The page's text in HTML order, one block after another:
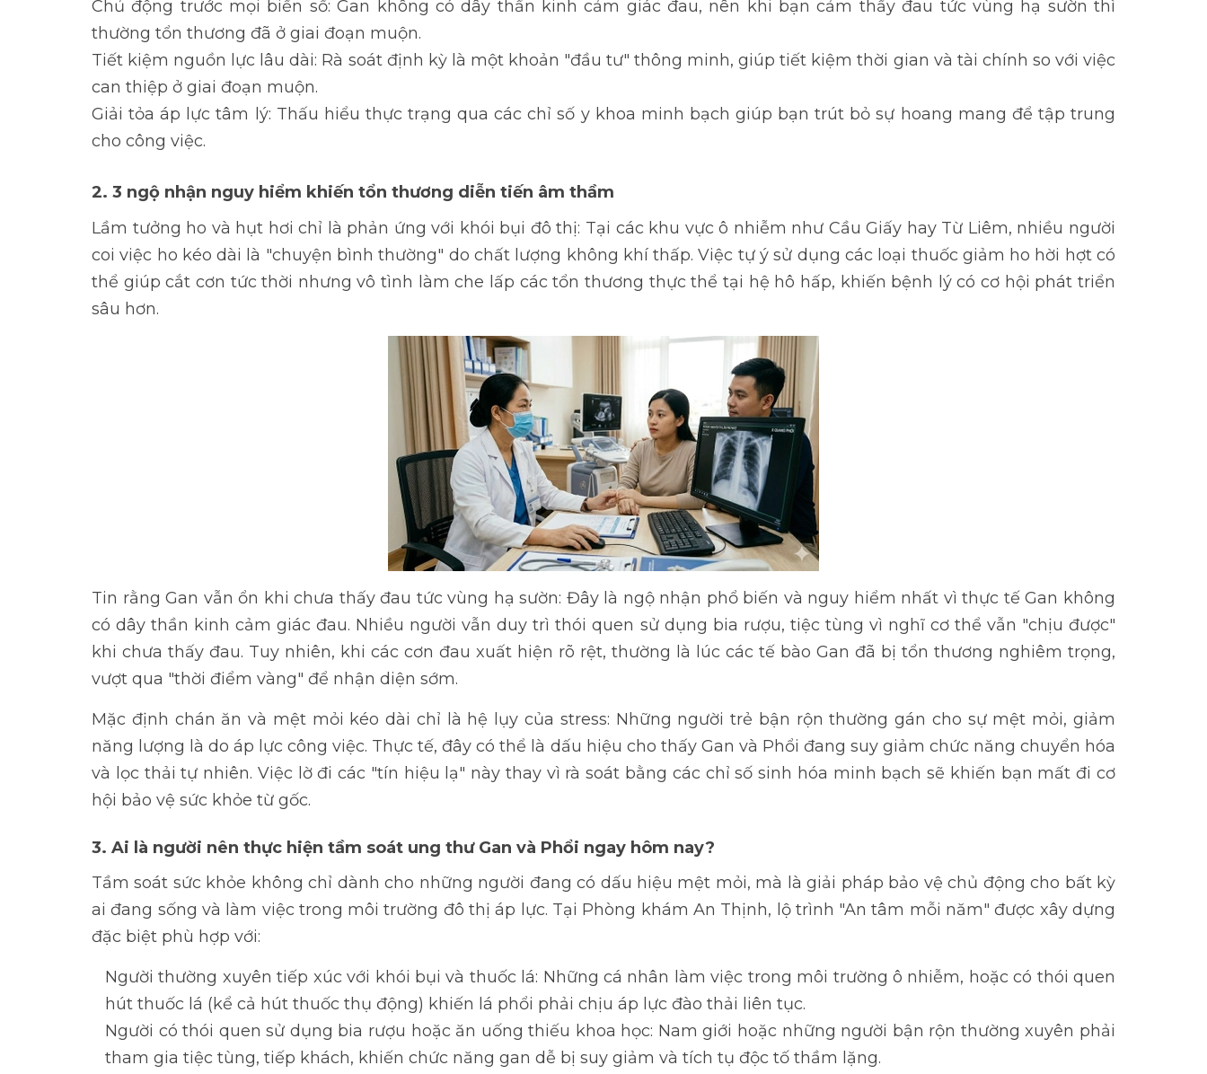
Chủ động trước mọi biến số: Gan không có dây thần kinh cảm giác đau, nên khi bạn cảm thấy đau tức vùng hạ sườn thì
thường tổn thương đã ở giai đoạn muộn.
Tiết kiệm nguồn lực lâu dài: Rà soát định kỳ là một khoản "đầu tư" thông minh, giúp tiết kiệm thời gian và tài chính so với việc
can thiệp ở giai đoạn muộn.
Giải tỏa áp lực tâm lý: Thấu hiểu thực trạng qua các chỉ số y khoa minh bạch giúp bạn trút bỏ sự hoang mang để tập trung
cho công việc.
2. 3 ngộ nhận nguy hiểm khiến tổn thương diễn tiến âm thầm
Lầm tưởng ho và hụt hơi chỉ là phản ứng với khói bụi đô thị: Tại các khu vực ô nhiễm như Cầu Giấy hay Từ Liêm, nhiều người
coi việc ho kéo dài là "chuyện bình thường" do chất lượng không khí thấp. Việc tự ý sử dụng các loại thuốc giảm ho hời hợt có
thể giúp cắt cơn tức thời nhưng vô tình làm che lấp các tổn thương thực thể tại hệ hô hấp, khiến bệnh lý có cơ hội phát triển
sâu hơn.
Tin rằng Gan vẫn ổn khi chưa thấy đau tức vùng hạ sườn: Đây là ngộ nhận phổ biến và nguy hiểm nhất vì thực tế Gan không
có dây thần kinh cảm giác đau. Nhiều người vẫn duy trì thói quen sử dụng bia rượu, tiệc tùng vì nghĩ cơ thể vẫn "chịu được"
khi chưa thấy đau. Tuy nhiên, khi các cơn đau xuất hiện rõ rệt, thường là lúc các tế bào Gan đã bị tổn thương nghiêm trọng,
vượt qua "thời điểm vàng" để nhận diện sớm.
Mặc định chán ăn và mệt mỏi kéo dài chỉ là hệ lụy của stress: Những người trẻ bận rộn thường gán cho sự mệt mỏi, giảm
năng lượng là do áp lực công việc. Thực tế, đây có thể là dấu hiệu cho thấy Gan và Phổi đang suy giảm chức năng chuyển hóa
và lọc thải tự nhiên. Việc lờ đi các "tín hiệu lạ" này thay vì rà soát bằng các chỉ số sinh hóa minh bạch sẽ khiến bạn mất đi cơ
hội bảo vệ sức khỏe từ gốc.
3. Ai là người nên thực hiện tầm soát ung thư Gan và Phổi ngay hôm nay?
Tầm soát sức khỏe không chỉ dành cho những người đang có dấu hiệu mệt mỏi, mà là giải pháp bảo vệ chủ động cho bất kỳ
ai đang sống và làm việc trong môi trường đô thị áp lực. Tại Phòng khám An Thịnh, lộ trình "An tâm mỗi năm" được xây dựng
đặc biệt phù hợp với:
Người thường xuyên tiếp xúc với khói bụi và thuốc lá: Những cá nhân làm việc trong môi trường ô nhiễm, hoặc có thói quen
hút thuốc lá (kể cả hút thuốc thụ động) khiến lá phổi phải chịu áp lực đào thải liên tục.
Người có thói quen sử dụng bia rượu hoặc ăn uống thiếu khoa học: Nam giới hoặc những người bận rộn thường xuyên phải
tham gia tiệc tùng, tiếp khách, khiến chức năng gan dễ bị suy giảm và tích tụ độc tố thầm lặng.